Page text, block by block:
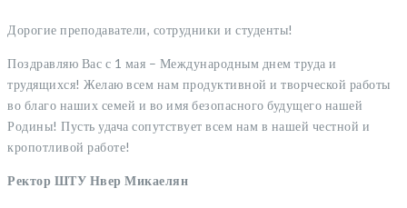
Дорогие преподаватели, сотрудники и студенты!
Поздравляю Вас с 1 мая – Международным днем ​​труда и
трудящихся! Желаю всем нам продуктивной и творческой работы
во благо наших семей и во имя безопасного будущего нашей
Родины! Пусть удача сопутствует всем нам в нашей честной и
кропотливой работе!
Ректор ШТУ Нвер Микаелян